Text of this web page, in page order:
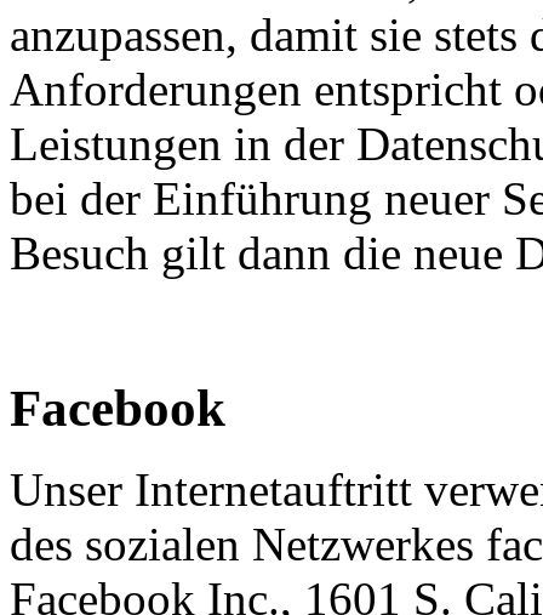
anzupassen, damit sie
Anforderungen entspricht
Leistungen in der
bei der Einführung neuer
Besuch gilt dann die neue
Facebook
Unser Internetauftritt
des sozialen Netzwerkes
Facebook Inc., 1601 S.